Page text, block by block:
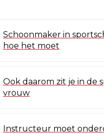
Schoonmaker in
hoe het moet
Ook daarom zit je in de
vrouw
Instructeur moet